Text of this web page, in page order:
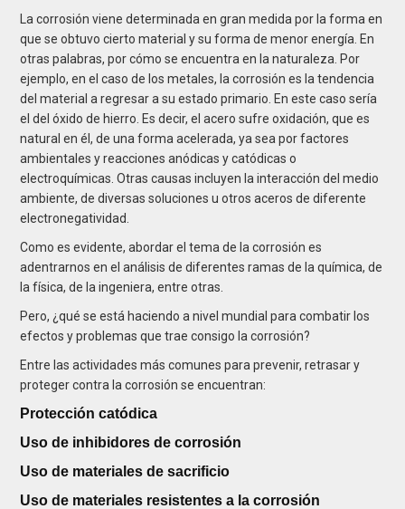
La corrosión viene determinada en gran medida por la forma en
que se obtuvo cierto material y su forma de menor energía. En
otras palabras, por cómo se encuentra en la naturaleza. Por
ejemplo, en el caso de los metales, la corrosión es la tendencia
del material a regresar a su estado primario. En este caso sería
el del óxido de hierro. Es decir, el acero sufre oxidación, que es
natural en él, de una forma acelerada, ya sea por factores
ambientales y reacciones anódicas y catódicas o
electroquímicas. Otras causas incluyen la interacción del medio
ambiente, de diversas soluciones u otros aceros de diferente
electronegatividad.
Como es evidente, abordar el tema de la corrosión es
adentrarnos en el análisis de diferentes ramas de la química, de
la física, de la ingeniera, entre otras.
Pero, ¿qué se está haciendo a nivel mundial para combatir los
efectos y problemas que trae consigo la corrosión?
Entre las actividades más comunes para prevenir, retrasar y
proteger contra la corrosión se encuentran:
Protección catódica
Uso de inhibidores de corrosión
Uso de materiales de sacrificio
Uso de materiales resistentes a la corrosión